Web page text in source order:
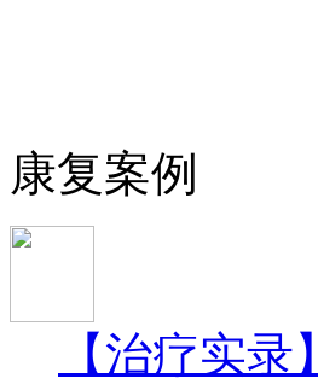
康复案例
【治疗实